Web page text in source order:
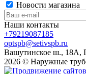
Новости магазина
Наши контакты
+79219087185
optspb@setivspb.ru
Вашутинское ш., 18А,
2026 © Наружные